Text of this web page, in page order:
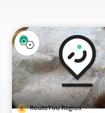
RouteYou Regios